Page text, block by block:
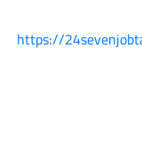
https://